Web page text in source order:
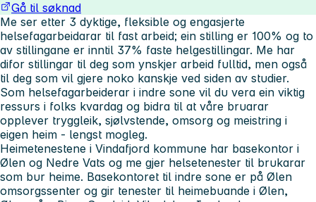
Gå til søknad
Me ser etter 3 dyktige, fleksible og engasjerte
helsefagarbeidarar til fast arbeid; ein stilling er 100% og to
av stillingane er inntil 37% faste helgestillingar. Me har
difor stillingar til deg som ynskjer arbeid fulltid, men også
til deg som vil gjere noko kanskje ved siden av studier.
Som helsefagarbeiderar i indre sone vil du vera ein viktig
ressurs i folks kvardag og bidra til at våre bruarar
opplever tryggleik, sjølvstende, omsorg og meistring i
eigen heim - lengst mogleg.
Heimetenestene i Vindafjord kommune har basekontor i
Ølen og Nedre Vats og me gjer helsetenester til brukarar
som bur heime. Basekontoret til indre sone er på Ølen
omsorgssenter og gir tenester til heimebuande i Ølen,